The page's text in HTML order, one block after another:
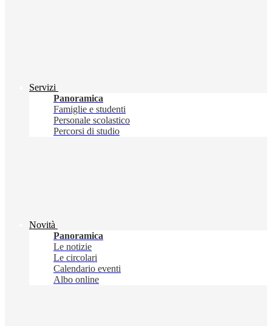
Servizi
Panoramica
Famiglie e studenti
Personale scolastico
Percorsi di studio
Novità
Panoramica
Le notizie
Le circolari
Calendario eventi
Albo online